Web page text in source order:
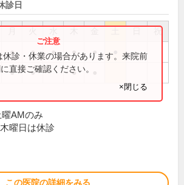
診日
祝
● ● ● ● ●
● ● ●
休診・休業の場合があります。来院前
直接ご確認ください。
×閉じる
曜AMのみ
曜日は休診
この医院の詳細をみる